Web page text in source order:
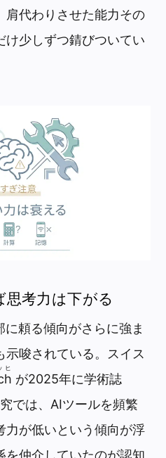
肩代わりさせた能力その
け少しずつ錆びついてい
考力は下がる
頼る傾向がさらに強ま
示唆されている。スイス
ヒ
が2025年に学術誌
では、AIツールを頻繁
力が低いという傾向が浮
を仲介していたのが認知